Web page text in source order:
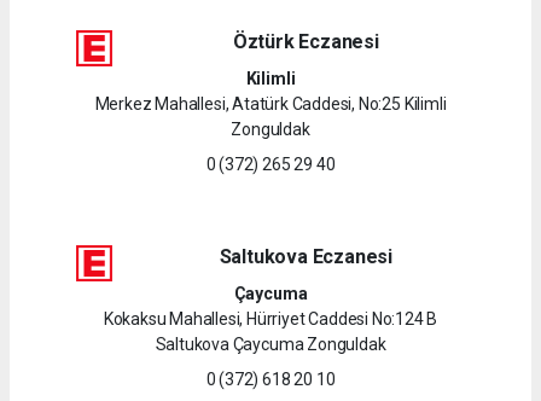
Öztürk Eczanesi
Kilimli
Merkez Mahallesi, Atatürk Caddesi, No:25 Kilimli
Zonguldak
0 (372) 265 29 40
Saltukova Eczanesi
Çaycuma
Kokaksu Mahallesi, Hürriyet Caddesi No:124 B
Saltukova Çaycuma Zonguldak
0 (372) 618 20 10